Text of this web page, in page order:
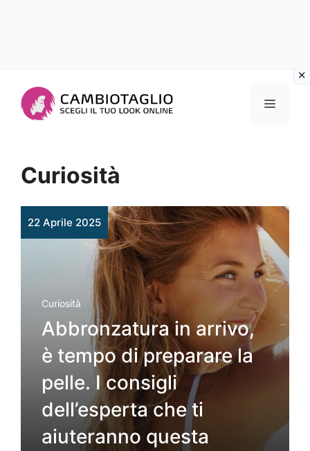
Menu
Curiosità
22 Aprile 2025
Curiosità
Abbronzatura in arrivo,
è tempo di preparare la
pelle. I consigli
dell’esperta che ti
aiuteranno questa